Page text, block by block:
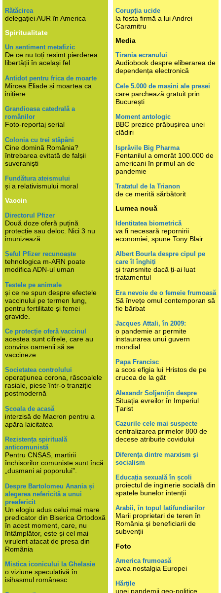
Rătăcirea
delegației AUR în America
Spiritualitate
Un sentiment metafizic
De ce nu toți resimt pierderea
libertății în același fel
Antidot pentru frica de moarte
Mircea Eliade și moartea ca
inițiere
Grandioasa catedrală a
românilor
Foto-reportaj serial
Colonia cu trei stăpâni
Cine domină România?
întrebarea evitată de falșii
suveraniști
Fundătura ateismului
și a relativismului moral
Vaccin
Directorul Pfizer
Două doze oferă puțină
protecție sau deloc. Nici 3 nu
imunizează
Șeful Pfizer recunoaște
tehnologica m-ARN poate
modifica ADN-ul uman
Testele pe animale
și ce ne spun despre efectele
vaccinului pe termen lung,
pentru fertilitate și femei
gravide.
Ce protecție oferă vaccinul
acestea sunt cifrele, care au
convins oamenii să se
vaccineze
Societatea controlului
operațiunea corona, răscoalele
rasiale, piese într-o tranziție
postmodernă
Școala de acasă
interzisă de Macron pentru a
apăra laicitatea
Rezistența spirituală
anticomunistă
Pentru CNSAS, martirii
închisorilor comuniste sunt încă
„dușmani ai poporului”.
Despre Bartolomeu Anania și
alegerea nefericită a unui
preafericit
Un elogiu adus celui mai mare
predicator din Biserica Ortodoxă
în acest moment, care, nu
întâmplător, este și cel mai
virulent atacat de presa din
România
Mistica iconicului la Ghelasie
o viziune speculativă în
isihasmul românesc
Corupția ucide
la fosta firmă a lui Andrei
Caramitru
Media
Tirania ecranului
Audiobook despre eliberarea de
dependența electronică
Cele 5.000 de mașini ale presei
care parchează gratuit prin
București
Moment antologic
BBC prezice prăbușirea unei
clădiri
Isprăvile Big Pharma
Fentanilul a omorât 100.000 de
americani în primul an de
pandemie
Tratatul de la Trianon
de ce merită sărbătorit
Lumea nouă
Identitatea biometrică
va fi necesară repornirii
economiei, spune Tony Blair
Albert Bourla despre cipul pe
care îl înghiți
și transmite dacă ți-ai luat
tratamentul
Era nevoie de o femeie frumoasă
Să învețe omul contemporan să
fie bărbat
Jacques Attali, în 2009:
o pandemie ar permite
instaurarea unui guvern
mondial
Papa Francisc
a scos efigia lui Hristos de pe
crucea de la gât
Alexandr Soljenițîn despre
Situația evreilor în Imperiul
Țarist
Cazurile cele mai suspecte
centralizarea primelor 800 de
decese atribuite covidului
Diferența dintre marxism și
socialism
Educația sexuală în școli
proiectul de inginerie socială din
spatele bunelor intenții
Arabii, în topul latifundiarilor
Marii proprietari de teren în
România și beneficiarii de
subvenții
Foto
America frumoasă
avea nostalgia Europei
Hărțile
unei pandemii geo-politice